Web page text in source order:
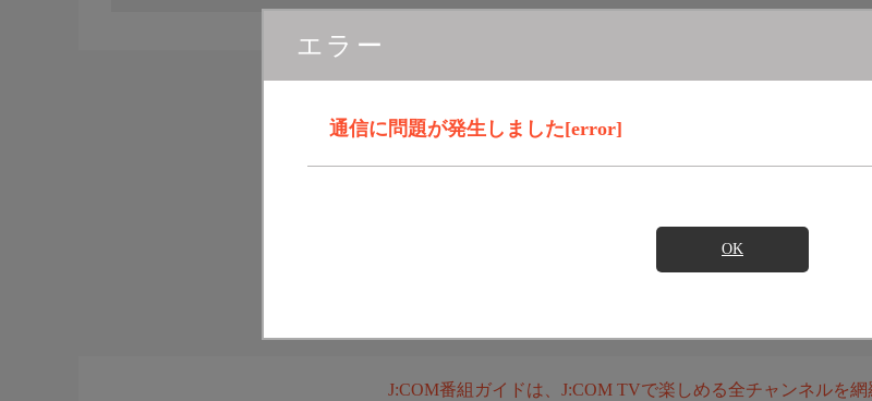
エラー
通信に問題が発生しました[error]
OK
J:COM番組ガイドは、J:COM TVで楽しめる全チャンネルを網